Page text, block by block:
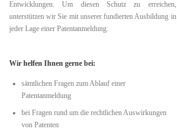
Entwicklungen. Um diesen Schutz zu erreichen,
unterstützen wir Sie mit unserer fundierten Ausbildung in
jeder Lage einer Patentanmeldung.
Wir helfen Ihnen gerne bei:
sämtlichen Fragen zum Ablauf einer
Patentanmeldung
bei Fragen rund um die rechtlichen Auswirkungen
von Patenten